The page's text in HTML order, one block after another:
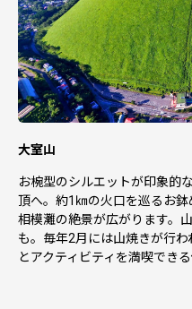
大室山
お椀型のシルエットが印象的
頂へ。約1㎞の火口を巡るお鉢
相模灘の絶景が広がります。
も。毎年2月には山焼きが行
とアクティビティを満喫でき